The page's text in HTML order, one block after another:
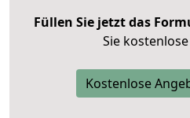
Füllen Sie jetzt das
Sie
Kostenlose